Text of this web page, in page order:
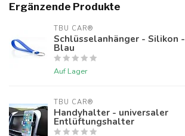
Ergänzende Produkte
TBU CAR®
Schlüsselanhänger - Silikon -
Blau
Auf Lager
TBU CAR®
Handyhalter - universaler
Entlüftungshalter